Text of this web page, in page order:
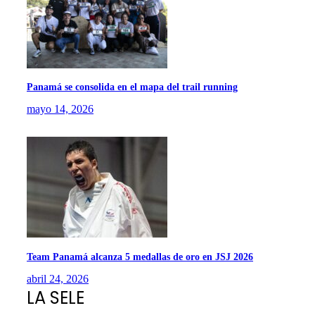
Panamá se consolida en el mapa del trail running
mayo 14, 2026
Team Panamá alcanza 5 medallas de oro en JSJ 2026
abril 24, 2026
LA SELE